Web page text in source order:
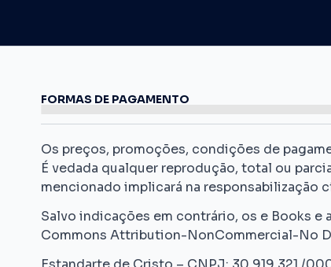
FORMAS DE PAGAMENTO
Os preços, promoções, condições de
É vedada qualquer reprodução, total ou
mencionado implicará na responsabilização
Salvo indicações em contrário, os e Books
Commons Attribution-NonCommercial-No